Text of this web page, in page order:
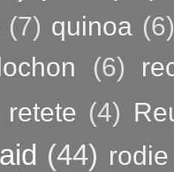
(7) quinoa
(6)
retete (4)
(44) rodie